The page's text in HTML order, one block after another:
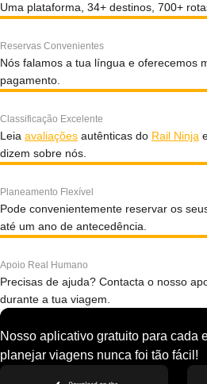
Uma plataforma, 34+ destinos, 700+
Reservas Convenientes
Nós falamos a tua língua e oferecemos
pagamento.
Classificação Excelente
Leia avaliações autênticas do Rail Ninja
dizem sobre nós.
Planeamento Flexível
Pode convenientemente reservar os
até um ano de antecedência.
Apoio Real Humano
Precisas de ajuda? Contacta o nosso
durante a tua viagem.
Nosso aplicativo gratuito para cada
planejar viagens nunca foi tão fácil!